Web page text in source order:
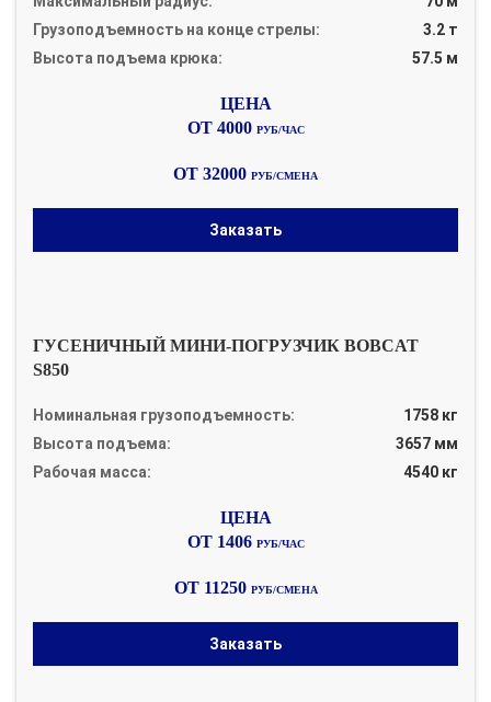
Грузоподъемность на конце стрелы:
3.2 т
Высота подъема крюка:
57.5 м
ОТ 4000 РУБ/ЧАС
ОТ 32000 РУБ/СМЕНА
Заказать
ГУСЕНИЧНЫЙ МИНИ-ПОГРУЗЧИК BOBCAT
S850
Номинальная грузоподъемность:
1758 кг
Высота подъема:
3657 мм
Рабочая масса:
4540 кг
ОТ 1406 РУБ/ЧАС
ОТ 11250 РУБ/СМЕНА
Заказать